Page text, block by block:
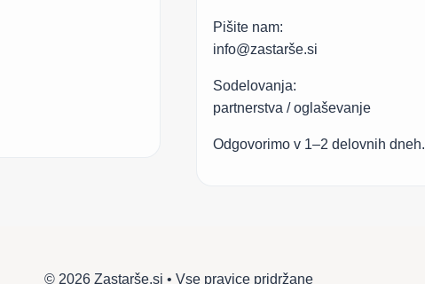
Pišite nam:
info@zastarše.si
Sodelovanja:
partnerstva / oglaševanje
Odgovorimo v 1–2 delovnih dneh.
© 2026 Zastarše.si • Vse pravice pridržane